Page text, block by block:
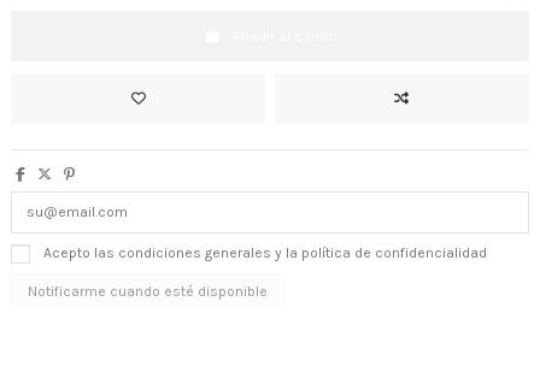
Acepto las condiciones generales y la política de confidencialidad